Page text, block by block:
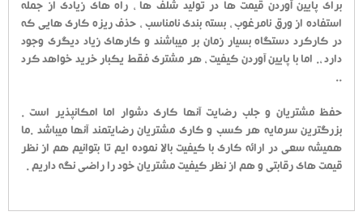
برای پایین آوردن قیمت ها در تولید شلف ها ، راه های زیادی از جمله
استفاده از ورق نامرغوب ، بسته بندی نامناسب ، حذف ریزه کاری هایی که
در کارکرد دستگاه بسیار زمان بر میباشند و کارهای زیاد دیگری وجود
دارد ،. اما با پایین آوردن کیفیت ، هر مشتری فقط یکبار خرید خواهد کرد
..
حفظ مشتریان و جلب رضایت آنها کاری دشوار اما امکانپذیر است .
بزرگترین سرمایه هر کسب و کاری مشتریان رضایتمند آنها میباشد .ما
همیشه سعی در ارائه کاری با کیفیت بالا نموده ایم تا بتوانیم هم از نظر
قیمت های رقابتی و هم از نظر کیفیت مشتریان خود را راضی نگه داریم .